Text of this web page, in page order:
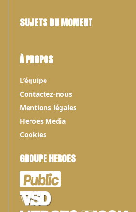
SUJETS DU MOMENT
À PROPOS
L’équipe
Contactez-nous
Mentions légales
Heroes Media
Cookies
GROUPE HEROES